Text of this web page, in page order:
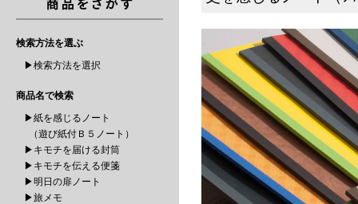
検索方法を選ぶ
▶検索方法を選択
商品名で検索
▶紙を感じるノート
（遊び紙付Ｂ５ノート）
▶キモチを届ける封筒
▶キモチを伝える便箋
▶明日の扉ノート
▶旅メモ